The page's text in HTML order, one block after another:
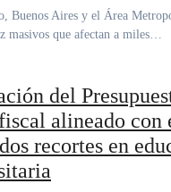
masivos que afectan a miles…
del
alineado
recortes en